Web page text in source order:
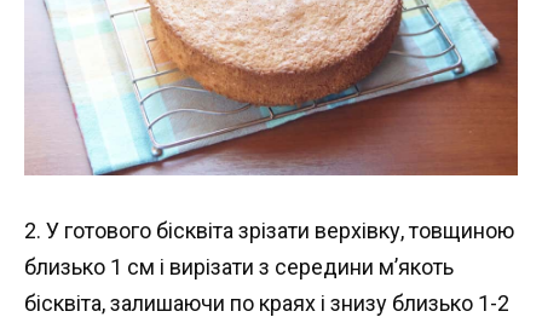
2. У готового бісквіта зрізати верхівку, товщиною
близько 1 см і вирізати з середини м’якоть
бісквіта, залишаючи по краях і знизу близько 1-2